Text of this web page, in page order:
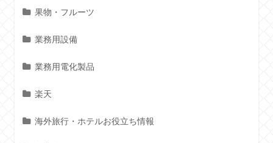
果物・フルーツ
業務用設備
業務用電化製品
楽天
海外旅行・ホテルお役立ち情報